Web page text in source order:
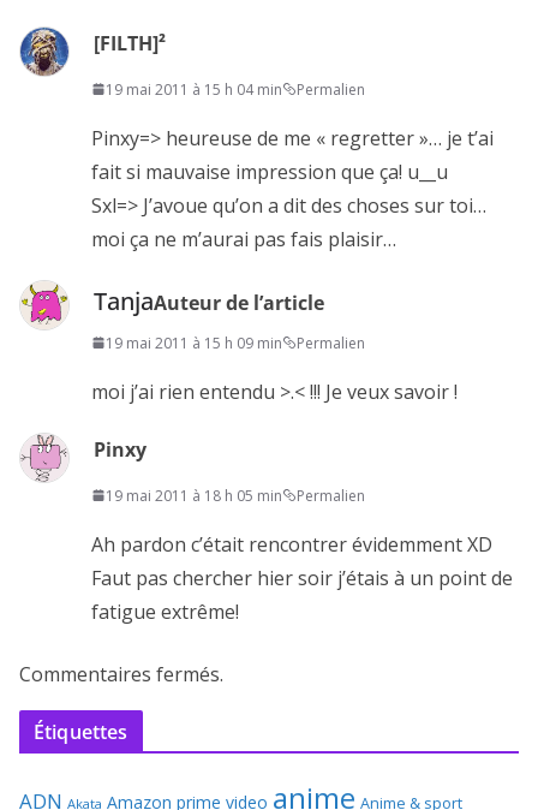
[FILTH]²
19 mai 2011 à 15 h 04 min Permalien
Pinxy=> heureuse de me « regretter »… je t’ai
fait si mauvaise impression que ça! u__u
Sxl=> J’avoue qu’on a dit des choses sur toi…
moi ça ne m’aurai pas fais plaisir…
TanjaAuteur de l’article
19 mai 2011 à 15 h 09 min Permalien
moi j’ai rien entendu >.< !!! Je veux savoir !
Pinxy
19 mai 2011 à 18 h 05 min Permalien
Ah pardon c’était rencontrer évidemment XD
Faut pas chercher hier soir j’étais à un point de
fatigue extrême!
Commentaires fermés.
Étiquettes
ADN Akata Amazon prime video anime Anime & sport